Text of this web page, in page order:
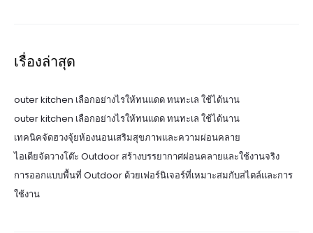
เรื่องล่าสุด
outer kitchen เลือกอย่างไรให้ทนแดด ทนทะเล ใช้ได้นาน
outer kitchen เลือกอย่างไรให้ทนแดด ทนทะเล ใช้ได้นาน
เทคนิคจัดฮวงจุ้ยห้องนอนเสริมสุขภาพและความผ่อนคลาย
ไอเดียจัดวางโต๊ะ Outdoor สร้างบรรยากาศผ่อนคลายและใช้งานจริง
การออกแบบพื้นที่ Outdoor ด้วยเฟอร์นิเจอร์ที่เหมาะสมกับสไตล์และการ
ใช้งาน